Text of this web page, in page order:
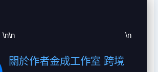
\n\n
關於作者金成工作室 跨境
\n